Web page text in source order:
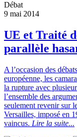
Débat
9 mai 2014
UE et Traité
parallèle
A l’occasion des
européenne, les
la rupture avec
l’ensemble des
seulement revenir sur
Versailles, imposé en
vaincus. Lire la suite...